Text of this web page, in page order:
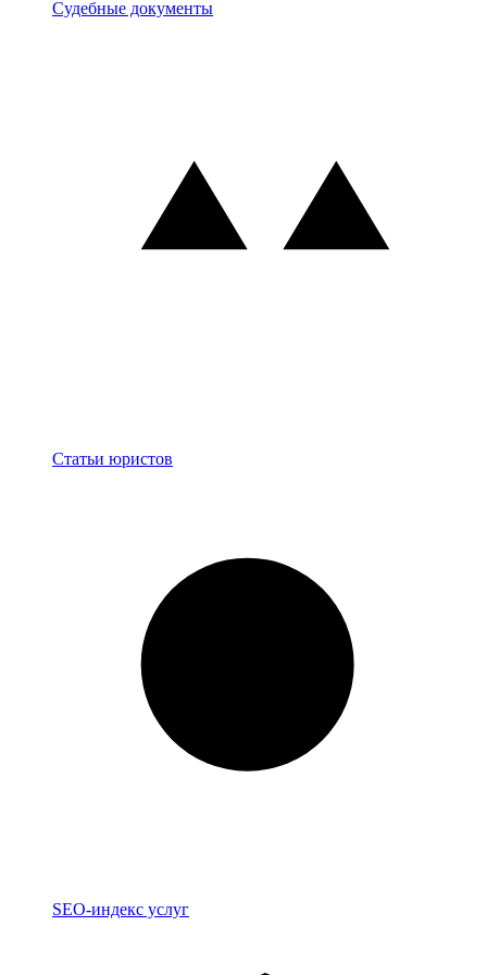
Документы
Судебные документы
Блог
Статьи юристов
Индекс
SEO-индекс услуг